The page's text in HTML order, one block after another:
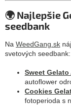
🌍 Najlepšie
seedbank
Na WeedGang.sk
svetových seedbank:
Sweet Gelato
autoflower
Cookies
fotoperioda s